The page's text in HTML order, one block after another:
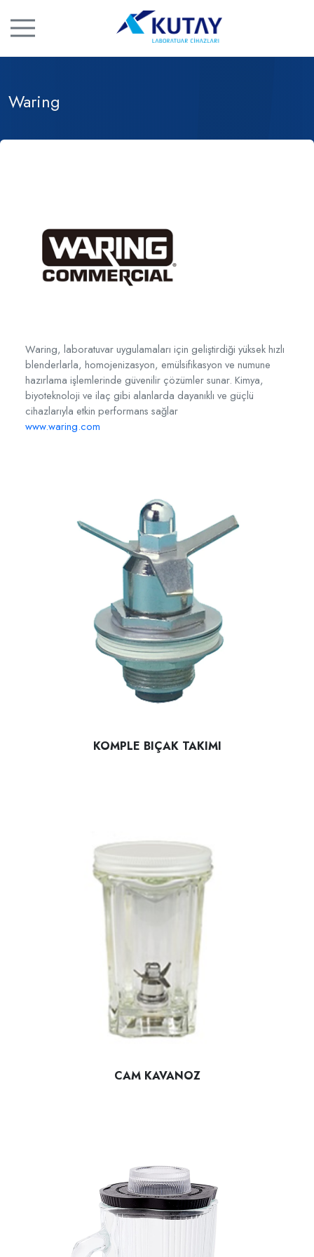
Waring
Waring, laboratuvar uygulamaları için geliştirdiği yüksek hızlı
blenderlarla, homojenizasyon, emülsifikasyon ve numune
hazırlama işlemlerinde güvenilir çözümler sunar. Kimya,
biyoteknoloji ve ilaç gibi alanlarda dayanıklı ve güçlü
cihazlarıyla etkin performans sağlar
www.waring.com
KOMPLE BIÇAK TAKIMI
CAM KAVANOZ